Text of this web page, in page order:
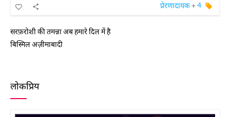
प्रेरणादायक+4
सरफ़रोशी की तमन्ना अब हमारे दिल में है
बिस्मिल अज़ीमाबादी
लोकप्रिय